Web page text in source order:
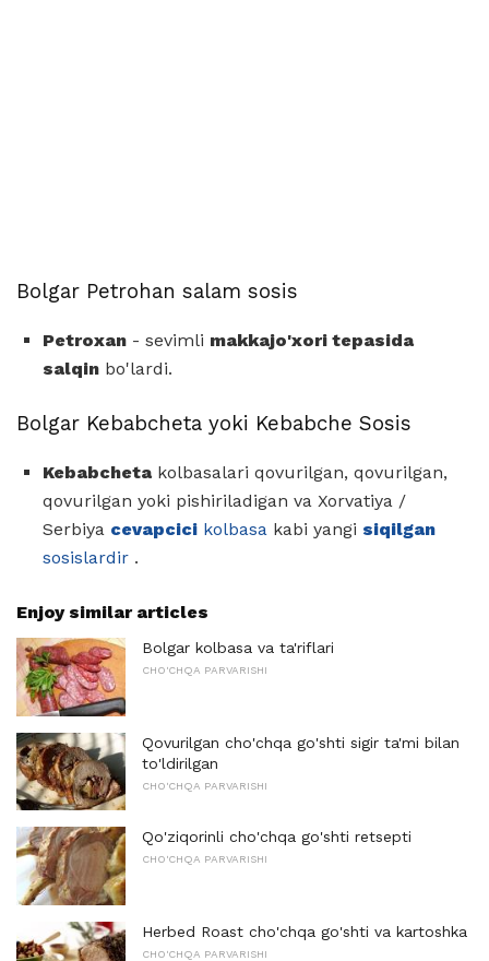
Bolgar Petrohan salam sosis
Petroxan - sevimli makkajo'xori tepasida
salqin bo'lardi.
Bolgar Kebabcheta yoki Kebabche Sosis
Kebabchetakolbasalari qovurilgan, qovurilgan,
qovurilgan yoki pishiriladigan va Xorvatiya /
Serbiya cevapcici kolbasa kabi yangi siqilgan
sosislardir .
Enjoy similar articles
Bolgar kolbasa va ta'riflari
CHO'CHQA PARVARISHI
Qovurilgan cho'chqa go'shti sigir ta'mi bilan
to'ldirilgan
CHO'CHQA PARVARISHI
Qo'ziqorinli cho'chqa go'shti retsepti
CHO'CHQA PARVARISHI
Herbed Roast cho'chqa go'shti va kartoshka
CHO'CHQA PARVARISHI